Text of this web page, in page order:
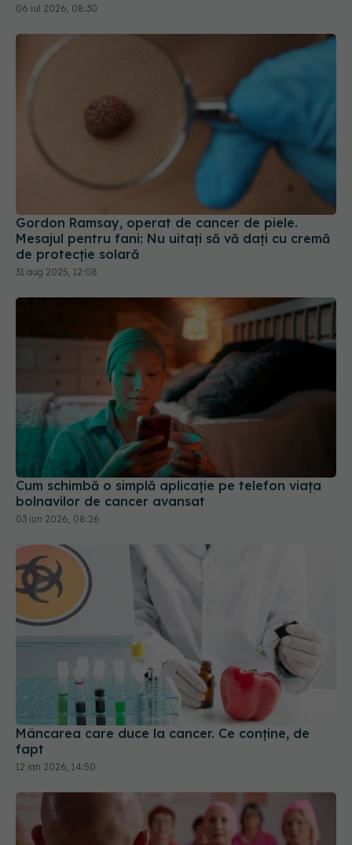
06 iul 2026, 08:30
Gordon Ramsay, operat de cancer de piele.
Mesajul pentru fani: Nu uitaţi să vă daţi cu cremă
de protecţie solară
31 aug 2025, 12:08
Cum schimbă o simplă aplicație pe telefon viața
bolnavilor de cancer avansat
03 iun 2026, 08:26
Mâncarea care duce la cancer. Ce conține, de
fapt
12 ian 2026, 14:50